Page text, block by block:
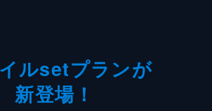
ルsetプランが
新登場！